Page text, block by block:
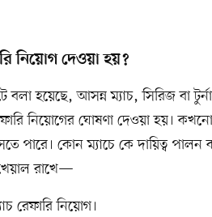
নিয়োগ দেওয়া হয়?
হয়েছে, আসন্ন ম্যাচ, সিরিজ বা
নিয়োগের ঘোষণা দেওয়া হয়।
পারে। কোন ম্যাচে কে দায়িত্ব
রাখে—
রেফারি নিয়োগ।